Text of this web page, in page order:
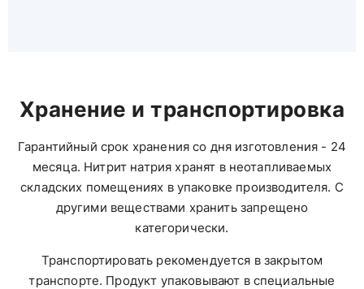
Хранение и транспортировка
Гарантийный срок хранения со дня изготовления - 24
месяца. Нитрит натрия хранят в неотапливаемых
складских помещениях в упаковке производителя. С
другими веществами хранить запрещено
категорически.
Транспортировать рекомендуется в закрытом
транспорте. Продукт упаковывают в специальные